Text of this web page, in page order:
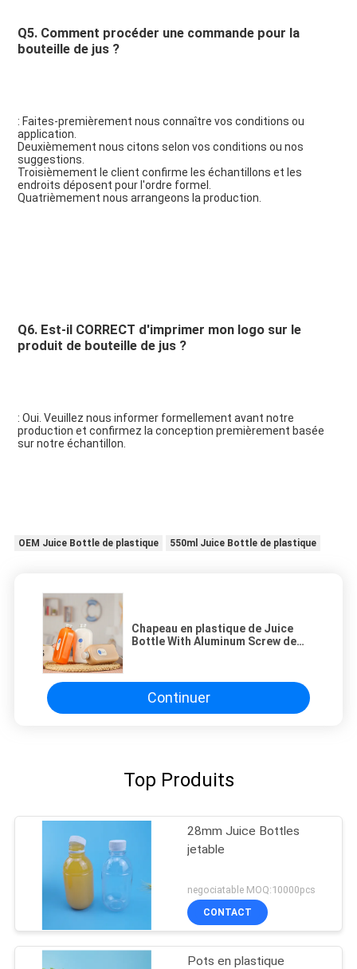
Q5. Comment procéder une commande pour la
bouteille de jus ?
: Faites-premièrement nous connaître vos conditions ou
application.
Deuxièmement nous citons selon vos conditions ou nos
suggestions.
Troisièmement le client confirme les échantillons et les
endroits déposent pour l'ordre formel.
Quatrièmement nous arrangeons la production.
Q6. Est-il CORRECT d'imprimer mon logo sur le
produit de bouteille de jus ?
: Oui. Veuillez nous informer formellement avant notre
production et confirmez la conception premièrement basée
sur notre échantillon.
OEM Juice Bottle de plastique 550ml Juice Bottle de plastique
Chapeau en plastique de Juice
Bottle With Aluminum Screw de
Continuer
Top Produits
28mm Juice Bottles
jetable
negociatable MOQ:10000pcs
CONTACT
Pots en plastique